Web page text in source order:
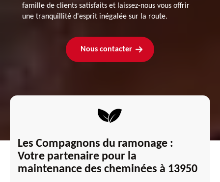
famille de clients satisfaits et laissez-nous vous offrir
une tranquillité d'esprit inégalée sur la route.
Nous contacter
Les Compagnons du ramonage :
Votre partenaire pour la
maintenance des cheminées à 13950